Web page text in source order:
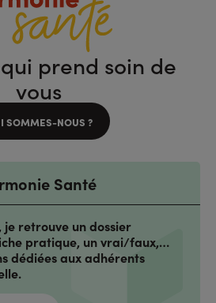
prend soin de
vous
SOMMES-NOUS ?
Santé
retrouve un dossier
pratique, un vrai/faux,…
dédiées aux adhérents